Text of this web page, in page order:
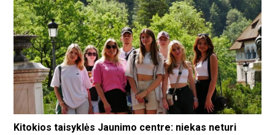
Kitokios taisyklės Jaunimo centre: niekas neturi